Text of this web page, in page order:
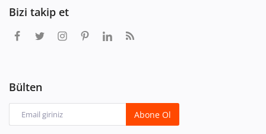
Bizi takip et
Bülten
Abone Ol